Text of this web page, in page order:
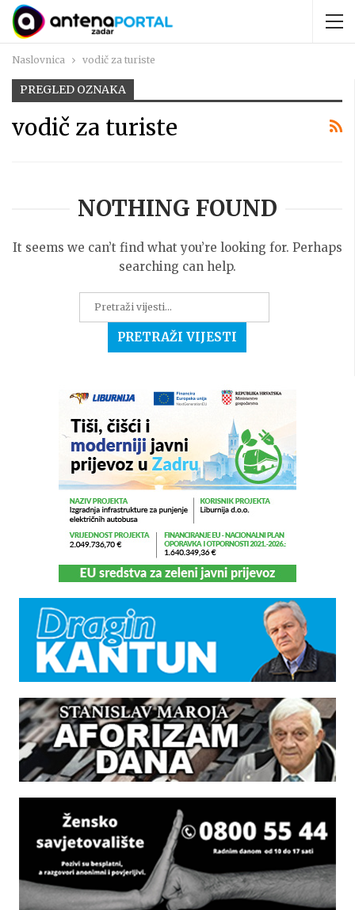
Naslovnica vodič za turiste
PREGLED OZNAKA
vodič za turiste
NOTHING FOUND
It seems we can’t find what you’re looking for. Perhaps
searching can help.